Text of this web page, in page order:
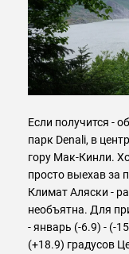
Если получится -
парк Denali, в
гору Мак-Кинли.
просто выехав за
Климат Аляски -
необъятна. Для
- январь (-6.9) - (-
(+18.9) градусов